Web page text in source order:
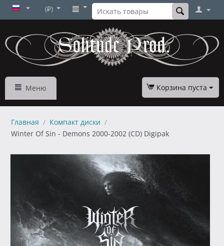
(₽)
Меню Корзина пуста
Главная / Компакт диски /
Winter Of Sin - Demons 2000-2002 (CD) Digipak